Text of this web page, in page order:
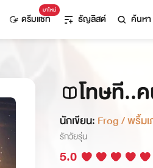
มาใหม่
ดรีมแชท ธัญลิสต์ ค้นหา
โทษที..
นักเขียน: Frog / พริ้มเ
รักวัยรุ่น
5.0